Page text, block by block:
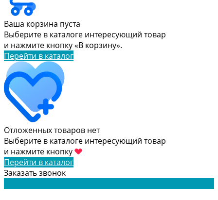
Ваша корзина пуста
Выберите в каталоге интересующий товар
и нажмите кнопку «В корзину».
Перейти в каталог
Отложенных товаров нет
Выберите в каталоге интересующий товар
и нажмите кнопку
Перейти в каталог
Заказать звонок